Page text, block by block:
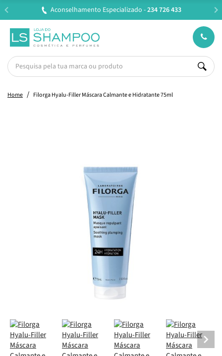
Entregas em 24H úteis.Oferta de portes a partir de
Home Filorga Hyalu-Filler Máscara Calmante e Hidratante 75ml